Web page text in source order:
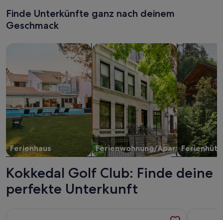
Finde Unterkünfte ganz nach deinem
Geschmack
Ferienhaus
Suche nach Ferienhäusern
Ferienwohnung/Apartment
Suche nach Ferienwohnungen oder
Suche nach
Kokkedal Golf Club: Finde deine
perfekte Unterkunft
Weitere Infos zu Panoramablick auf den Strand. Ferien bis